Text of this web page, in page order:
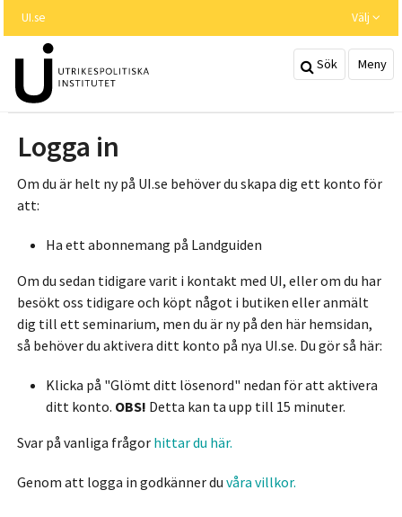
huvudinnehållet
UI.se Välj
Sök Meny
Logga in
Om du är helt ny på UI.se behöver du skapa dig ett konto för
att:
Ha ett abonnemang på Landguiden
Om du sedan tidigare varit i kontakt med UI, eller om du har
besökt oss tidigare och köpt något i butiken eller anmält
dig till ett seminarium, men du är ny på den här hemsidan,
så behöver du aktivera ditt konto på nya UI.se. Du gör så här:
Klicka på "Glömt ditt lösenord" nedan för att aktivera
ditt konto. OBS! Detta kan ta upp till 15 minuter.
Svar på vanliga frågor hittar du här.
Genom att logga in godkänner du våra villkor.